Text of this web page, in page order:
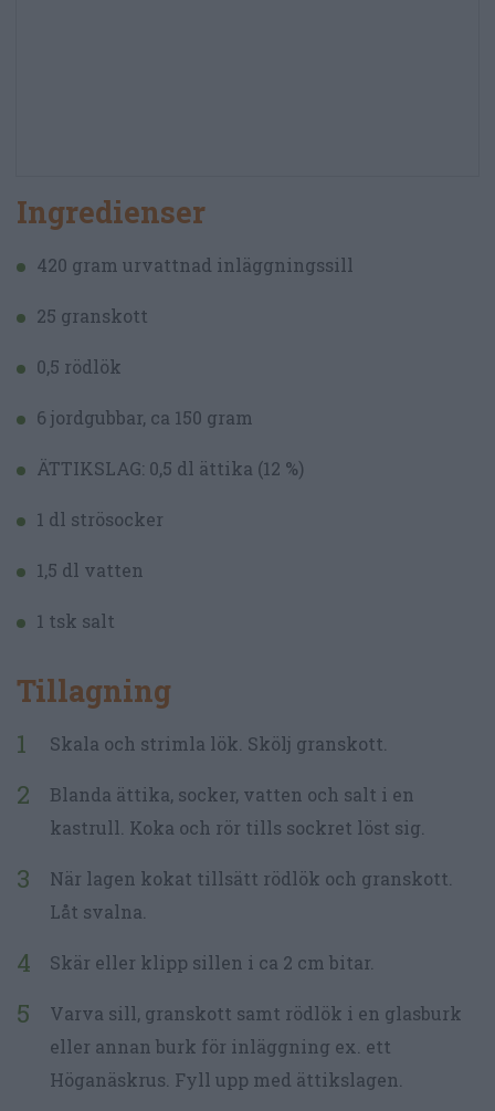
Ingredienser
420 gram urvattnad inläggningssill
25 granskott
0,5 rödlök
6 jordgubbar, ca 150 gram
ÄTTIKSLAG: 0,5 dl ättika (12 %)
1 dl strösocker
1,5 dl vatten
1 tsk salt
Tillagning
Skala och strimla lök. Skölj granskott.
Blanda ättika, socker, vatten och salt i en
kastrull. Koka och rör tills sockret löst sig.
När lagen kokat tillsätt rödlök och granskott.
Låt svalna.
Skär eller klipp sillen i ca 2 cm bitar.
Varva sill, granskott samt rödlök i en glasburk
eller annan burk för inläggning ex. ett
Höganäskrus. Fyll upp med ättikslagen.